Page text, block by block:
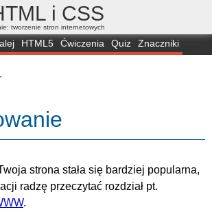
i CSS
tworzenie stron internetowych
HTML5 Ćwiczenia Quiz
Znaczniki
strona stała się bardziej popularna,
radzę przeczytać rozdział pt.
.